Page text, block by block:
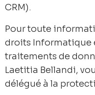
CRM).
Pour toute
droits Informatique
traitements de
Laetitia Bellandi,
délégué à la